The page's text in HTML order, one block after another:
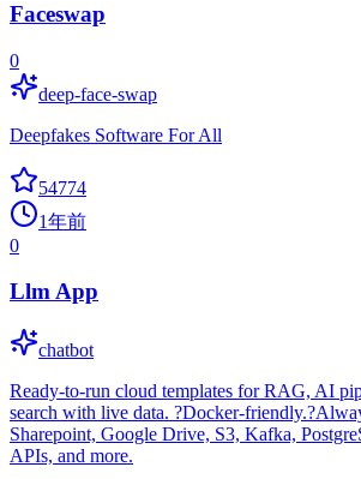
Faceswap
0
deep-face-swap
Deepfakes Software For All
54774
1年前
0
Llm App
chatbot
Ready-to-run cloud templates for RAG, AI
search with live data. ?Docker-
Sharepoint, Google Drive, S3, Kafka,
APIs, and more.